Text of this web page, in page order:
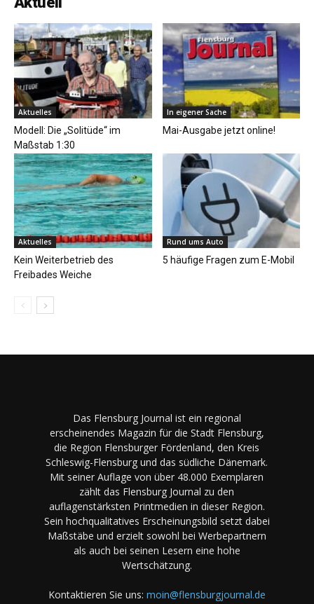
Aktuelles
Modell: Die „Solitüde“ im
Maßstab 1:30
In eigener Sache
Mai-Ausgabe jetzt online!
Aktuelles
Kein Weiterbetrieb des
Freibades Weiche
Rund ums Auto
5 häufige Fragen zum E-Mobil
Das Flensburg Journal ist ein regional
erscheinendes Magazin für die Stadt Flensburg,
die Region Flensburger Fördenland, den Kreis
Schleswig-Flensburg und das südliche Dänemark.
Mit seiner Auflage von über 48.000 Exemplaren
zählt das Flensburg Journal zu den
auflagenstärksten Printmedien in dieser Region.
Sein hochqualitatives Erscheinungsbild setzt dabei
Maßstäbe und erzielt sowohl bei Werbepartnern
als auch bei seinen Lesern eine hohe
Wertschätzung.
Kontaktieren Sie uns: moin@flensburgjournal.de